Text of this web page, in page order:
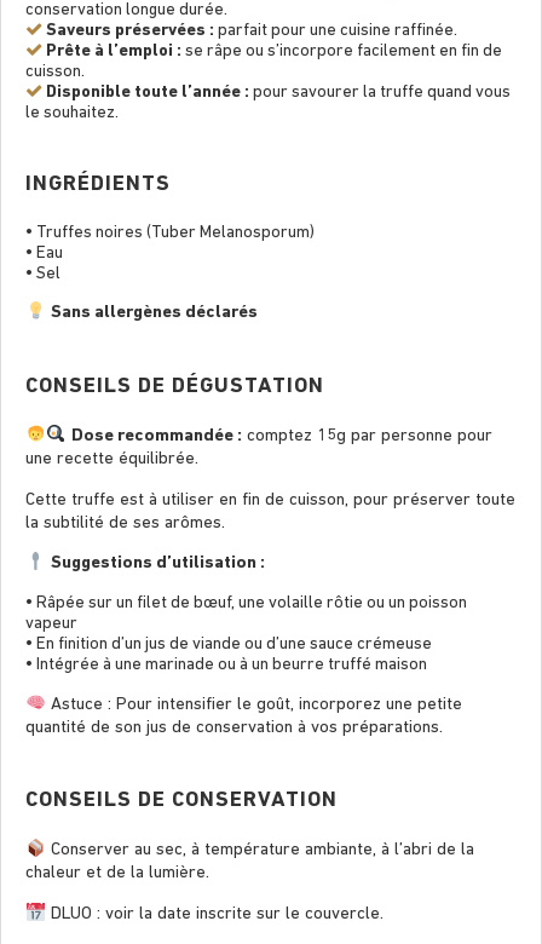
conservation longue durée.
Saveurs préservées : parfait pour une cuisine rafﬁnée.
Prête à l’emploi : se râpe ou s’incorpore facilement en ﬁn de
cuisson.
Disponible toute l’année : pour savourer la truffe quand vous
le souhaitez.
INGRÉDIENTS
• Truffes noires (Tuber Melanosporum)
• Eau
• Sel
Sans allergènes déclarés
CONSEILS DE DÉGUSTATION
Dose recommandée : comptez 15g par personne pour
une recette équilibrée.
Cette truffe est à utiliser en ﬁn de cuisson, pour préserver toute
la subtilité de ses arômes.
Suggestions d’utilisation :
• Râpée sur un ﬁlet de bœuf, une volaille rôtie ou un poisson
vapeur
• En ﬁnition d’un jus de viande ou d’une sauce crémeuse
• Intégrée à une marinade ou à un beurre truffé maison
Astuce : Pour intensiﬁer le goût, incorporez une petite
quantité de son jus de conservation à vos préparations.
CONSEILS DE CONSERVATION
Conserver au sec, à température ambiante, à l’abri de la
chaleur et de la lumière.
DLUO : voir la date inscrite sur le couvercle.